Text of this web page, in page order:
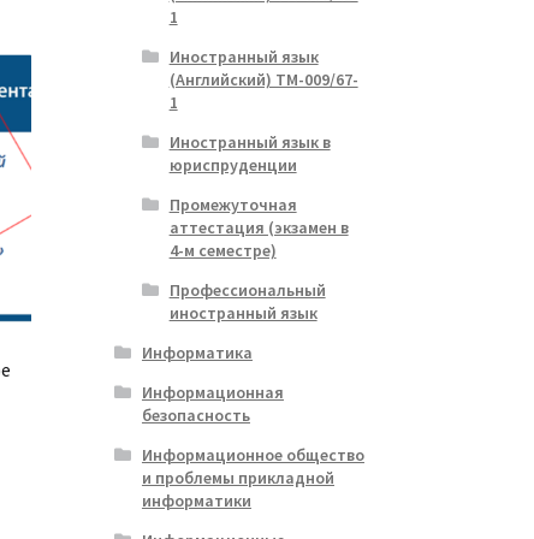
1
Иностранный язык
(Английский) ТМ-009/67-
1
Иностранный язык в
юриспруденции
Промежуточная
аттестация (экзамен в
4-м семестре)
Профессиональный
иностранный язык
Информатика
Информационная
безопасность
Информационное общество
и проблемы прикладной
информатики